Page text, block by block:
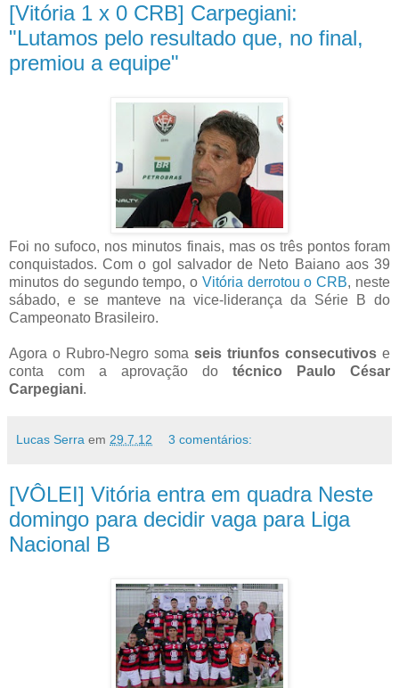
[Vitória 1 x 0 CRB] Carpegiani:
"Lutamos pelo resultado que, no final,
premiou a equipe"
Foi no sufoco, nos minutos finais, mas os três pontos foram
conquistados. Com o gol salvador de Neto Baiano aos 39
minutos do segundo tempo, o Vitória derrotou o CRB, neste
sábado, e se manteve na vice-liderança da Série B do
Campeonato Brasileiro.
Agora o Rubro-Negro soma seis triunfos consecutivos e
conta com a aprovação do técnico Paulo César
Carpegiani.
Lucas Serra em 29.7.12 3 comentários:
[VÔLEI] Vitória entra em quadra Neste
domingo para decidir vaga para Liga
Nacional B